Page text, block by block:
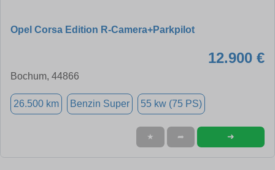
Opel Corsa Edition R-Camera+Parkpilot
12.900 €
Bochum, 44866
26.500 km Benzin Super 55 kw (75 PS)
★ ➦ ➜